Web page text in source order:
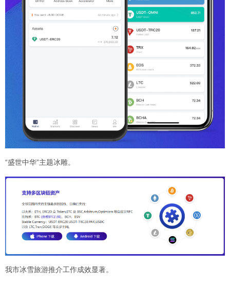
“盛世中华”主题冰雕。
我市冰雪旅游推介工作成效显著。